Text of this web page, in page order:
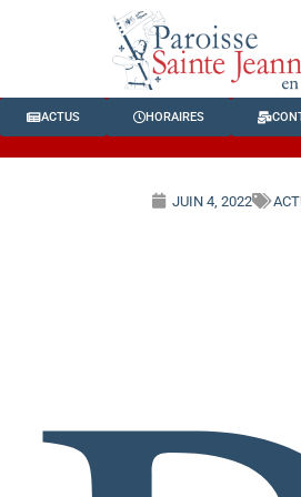
ACTUS HORAIRES
JUIN 4, 2022